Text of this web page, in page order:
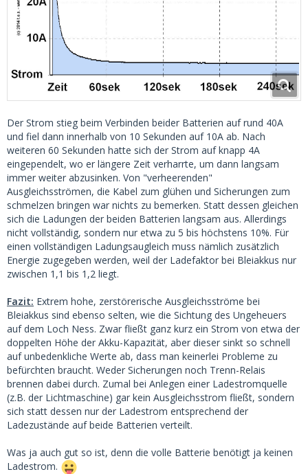
Der Strom stieg beim Verbinden beider Batterien auf rund 40A
und fiel dann innerhalb von 10 Sekunden auf 10A ab. Nach
weiteren 60 Sekunden hatte sich der Strom auf knapp 4A
eingependelt, wo er längere Zeit verharrte, um dann langsam
immer weiter abzusinken. Von "verheerenden"
Ausgleichsströmen, die Kabel zum glühen und Sicherungen zum
schmelzen bringen war nichts zu bemerken. Statt dessen gleichen
sich die Ladungen der beiden Batterien langsam aus. Allerdings
nicht vollständig, sondern nur etwa zu 5 bis höchstens 10%. Für
einen vollständigen Ladungsaugleich muss nämlich zusätzlich
Energie zugegeben werden, weil der Ladefaktor bei Bleiakkus nur
zwischen 1,1 bis 1,2 liegt.
Fazit: Extrem hohe, zerstörerische Ausgleichsströme bei
Bleiakkus sind ebenso selten, wie die Sichtung des Ungeheuers
auf dem Loch Ness. Zwar fließt ganz kurz ein Strom von etwa der
doppelten Höhe der Akku-Kapazität, aber dieser sinkt so schnell
auf unbedenkliche Werte ab, dass man keinerlei Probleme zu
befürchten braucht. Weder Sicherungen noch Trenn-Relais
brennen dabei durch. Zumal bei Anlegen einer Ladestromquelle
(z.B. der Lichtmaschine) gar kein Ausgleichsstrom fließt, sondern
sich statt dessen nur der Ladestrom entsprechend der
Ladezustände auf beide Batterien verteilt.
Was ja auch gut so ist, denn die volle Batterie benötigt ja keinen
Ladestrom.